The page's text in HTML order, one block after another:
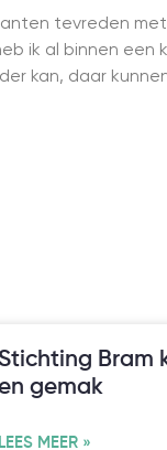
tevreden
ik al binnen
kan, daar
Stichting Bram
gemak
LEES MEER »